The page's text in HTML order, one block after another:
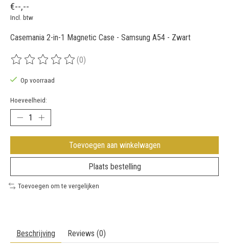
€--,--
Incl. btw
Casemania 2-in-1 Magnetic Case - Samsung A54 - Zwart
De beoordeling van dit product is
(0)
Op voorraad
Hoeveelheid:
Toevoegen aan winkelwagen
Plaats bestelling
Toevoegen om te vergelijken
Beschrijving Reviews (0)